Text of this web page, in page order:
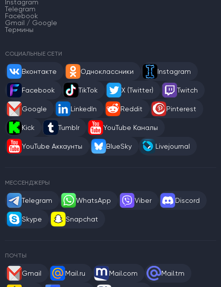
Instagram
Telegram
Facebook
Gmail / Google
Термины
СОЦИАЛЬНЫЕ СЕТИ
Вконтакте Одноклассники Instagram
Facebook TikTok X (Twitter) Twitch
Google LinkedIn Reddit Pinterest
Kick Tumblr YouTube Каналы
YouTube Аккаунты BlueSky Livejournal
МЕССЕНДЖЕРЫ
Telegram WhatsApp Viber Discord
Skype Snapchat
ПОЧТЫ
Gmail Mail.ru Mail.com Mail.tm